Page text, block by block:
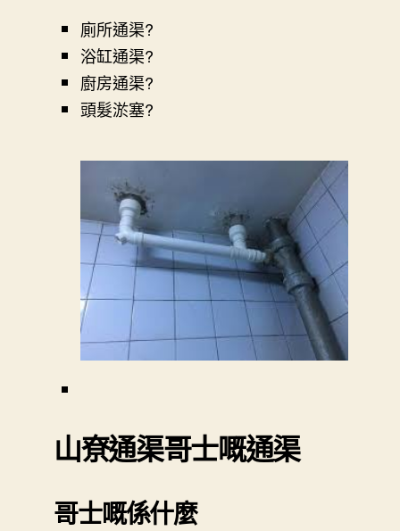
廁所通渠?
浴缸通渠?
廚房通渠?
頭髮淤塞?
山尞通渠哥士嘅通渠
哥士嘅係什麼